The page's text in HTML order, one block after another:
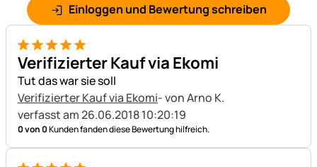
Einloggen und Bewertung schreiben
5 von 5
Verifizierter Kauf via Ekomi
Tut das war sie soll
Verifizierter Kauf via Ekomi- von Arno K.
verfasst am 26.06.2018 10:20:19
0 von 0Kunden fanden diese Bewertung hilfreich.